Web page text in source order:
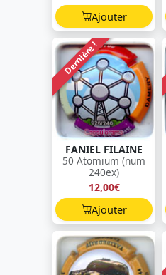
Ajouter
Dernière !
FANIEL FILAINE
50 Atomium (num
240ex)
12,00€
Ajouter